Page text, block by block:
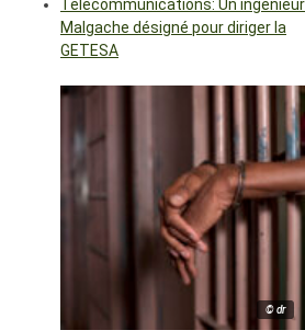
Télécommunications: Un ingénieur
Malgache désigné pour diriger la
GETESA
© dr